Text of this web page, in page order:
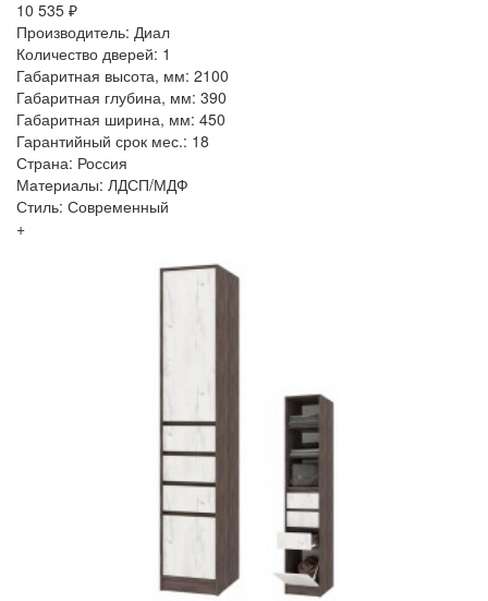
10 535 ₽
Производитель: Диал
Количество дверей: 1
Габаритная высота, мм: 2100
Габаритная глубина, мм: 390
Габаритная ширина, мм: 450
Гарантийный срок мес.: 18
Страна: Россия
Материалы: ЛДСП/МДФ
Стиль: Современный
+